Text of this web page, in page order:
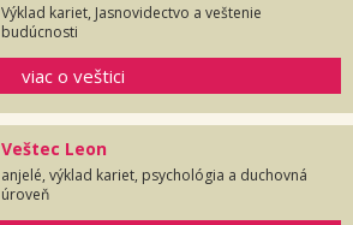
Výklad kariet, Jasnovidectvo a veštenie
budúcnosti
viac o veštici
Veštec Leon
anjelé, výklad kariet, psychológia a duchovná
úroveň